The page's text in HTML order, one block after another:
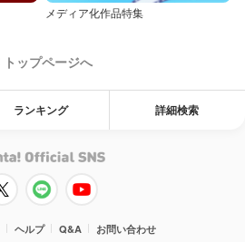
メディア化作品特集
トップページへ
ランキング 詳細検索
ヘルプ Q&A お問い合わせ